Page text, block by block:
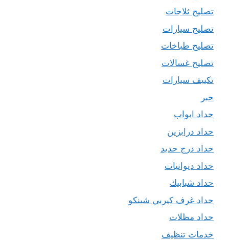
تصليح ثلاجات
تصليح سيارات
تصليح طباخات
تصليح غسالات
تكييف سيارات
حبر
حداد ابواب
حداد درابزين
حداد درج حديد
حداد ديوانيات
حداد شبابيك
حداد غرف كيربي شينكو
حداد مظلات
خدمات تنظيف